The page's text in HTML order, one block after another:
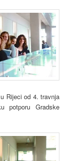
Rijeci od 4. travnja
potporu Gradske